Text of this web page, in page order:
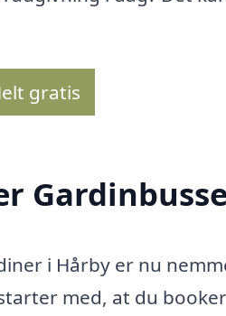
gratis
i Hårby er nu
med, at du